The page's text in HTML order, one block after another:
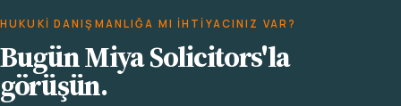
HUKUKI DANIŞMANLIĞA MI IHTIYACINIZ VAR?
Bugün Miya Solicitors'la
görüşün.